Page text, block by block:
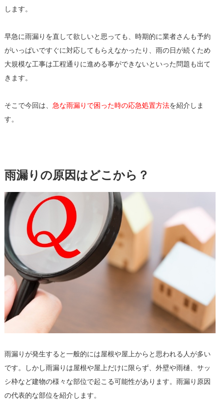
します。
早急に雨漏りを直して欲しいと思っても、時期的に業者さんも予約
がいっぱいですぐに対応してもらえなかったり、雨の日が続くため
大規模な工事は工程通りに進める事ができないといった問題も出て
きます。
そこで今回は、 急な雨漏りで困った時の応急処置方法を紹介しま
す。
雨漏りの原因はどこから？
雨漏りが発生すると一般的には屋根や屋上からと思われる人が多い
です。しかし雨漏りは屋根や屋上だけに限らず、外壁や雨樋、サッ
シ枠など建物の様々な部位で起こる可能性があります。雨漏り原因
の代表的な部位を紹介します。